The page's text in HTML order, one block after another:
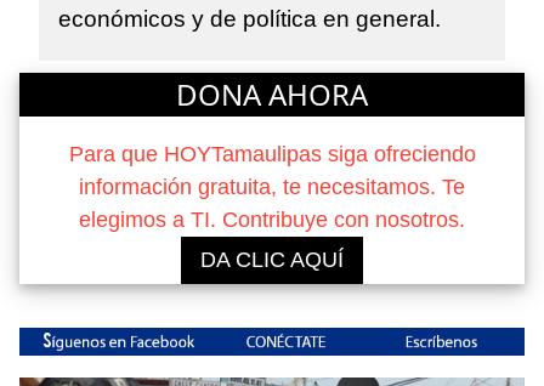
económicos y de política en general.
DONA AHORA
Para que HOYTamaulipas siga ofreciendo
información gratuita, te necesitamos. Te
elegimos a TI. Contribuye con nosotros.
DA CLIC AQUÍ